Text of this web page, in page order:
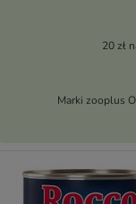
20 zł
Marki zooplus